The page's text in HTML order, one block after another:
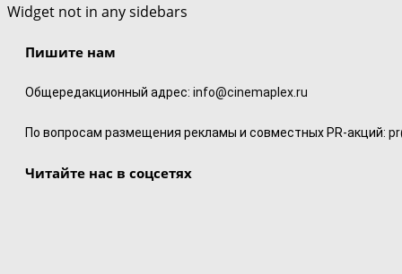
Widget not in any sidebars
Пишите нам
Общередакционный адрес: info@cinemaplex.ru
По вопросам размещения рекламы и совместных PR-акций:
Читайте нас в соцсетях